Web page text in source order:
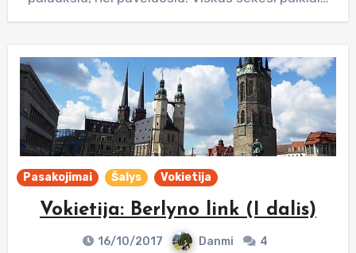
Pasakojimai Šalys Vokietija
Vokietija: Berlyno link (I dalis)
16/10/2017 Danmi 4